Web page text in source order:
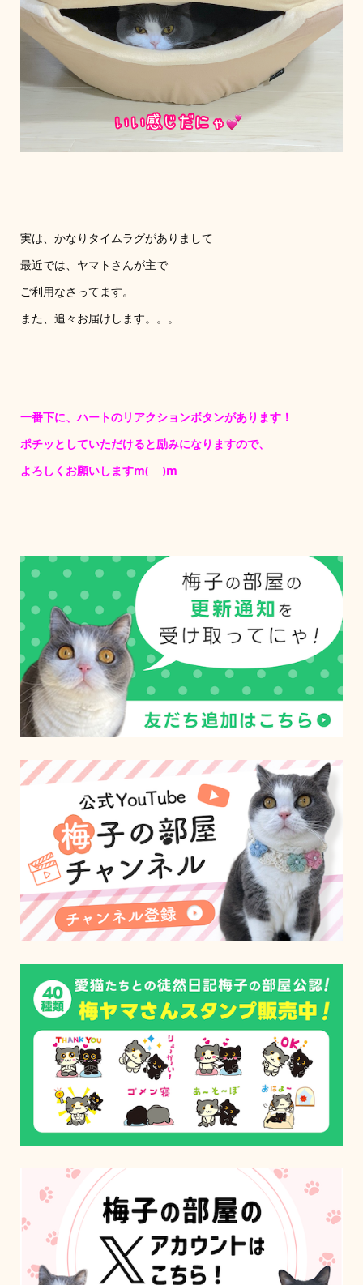
実は、かなりタイムラグがありまして
最近では、ヤマトさんが主で
ご利用なさってます。
また、追々お届けします。。。
一番下に、ハートのリアクションボタンがあります！
ポチッとしていただけると励みになりますので、
よろしくお願いしますm(_ _)m